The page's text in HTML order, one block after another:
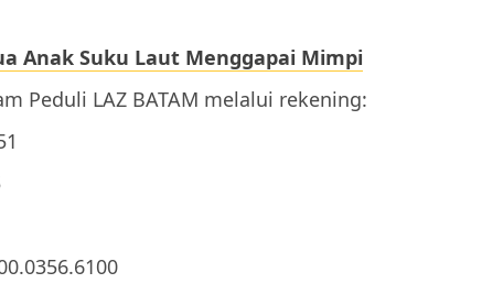
Anak Suku Laut Menggapai Mimpi
Peduli LAZ BATAM melalui rekening: